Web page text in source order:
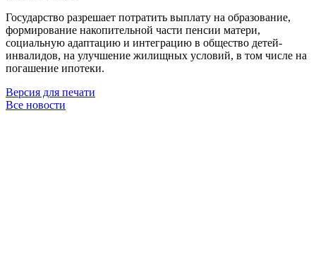
Государство разрешает потратить выплату на образование,
формирование накопительной части пенсии матери,
социальную адаптацию и интеграцию в общество детей-
инвалидов, на улучшение жилищных условий, в том числе на
погашение ипотеки.
Версия для печати
Все новости